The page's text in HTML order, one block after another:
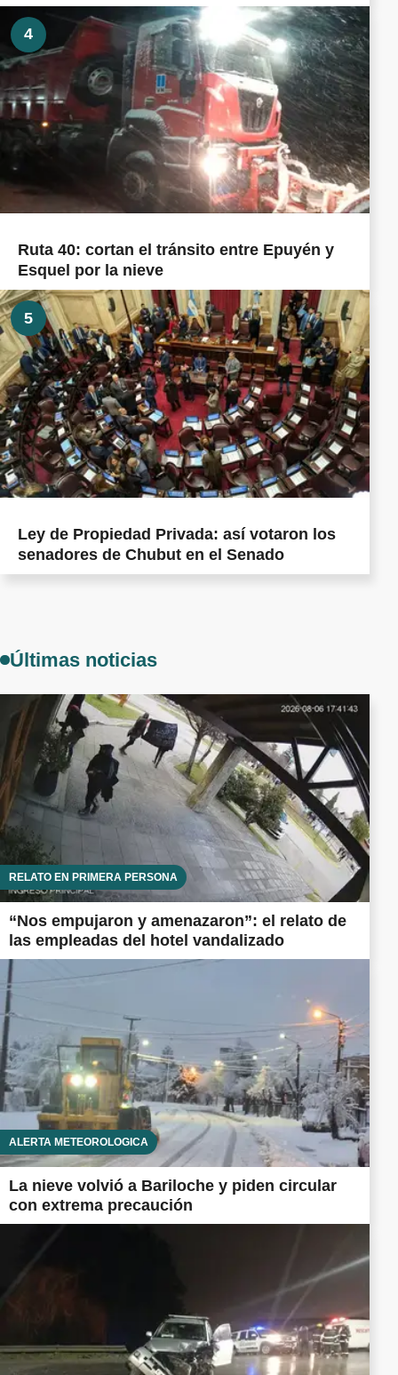
4
Ruta 40: cortan el tránsito entre Epuyén y
Esquel por la nieve
5
Ley de Propiedad Privada: así votaron los
senadores de Chubut en el Senado
Últimas noticias
RELATO EN PRIMERA PERSONA
“Nos empujaron y amenazaron”: el relato de
las empleadas del hotel vandalizado
ALERTA METEOROLÓGICA
La nieve volvió a Bariloche y piden circular
con extrema precaución